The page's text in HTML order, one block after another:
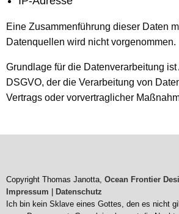
Eine Zusammenführung dieser Daten
Datenquellen wird nicht vorgenommen.
Grundlage für die Datenverarbeitung ist
DSGVO, der die Verarbeitung von
Vertrags oder vorvertraglicher
Copyright Thomas Janotta, Ocean Frontier
Impressum
Datenschutz
Ich bin kein Sklave eines Gottes, den es nicht